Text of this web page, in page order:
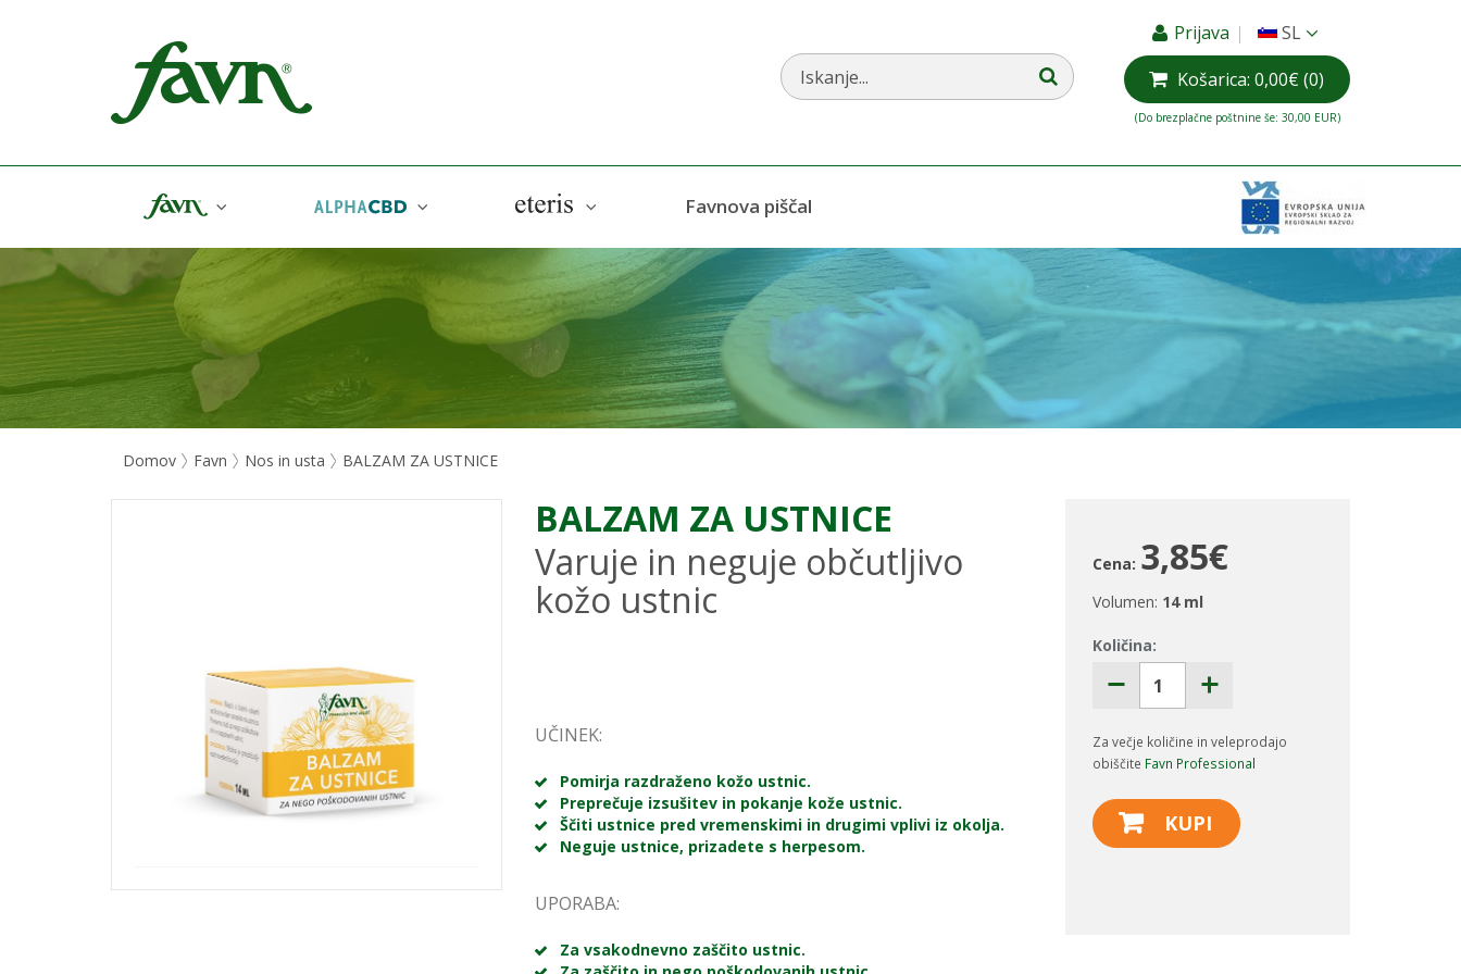
Prijava
SL
Košarica: 0,00€ (0)
(Do brezplačne poštnine še: 30,00 EUR)
AlphaCBD Favnova piščal
Domov Favn Nos in usta BALZAM ZA USTNICE
BALZAM ZA USTNICE
Varuje in neguje občutljivo
kožo ustnic
UČINEK:
Pomirja razdraženo kožo ustnic.
Preprečuje izsušitev in pokanje kože ustnic.
Ščiti ustnice pred vremenskimi in drugimi vplivi iz okolja.
Neguje ustnice, prizadete s herpesom.
UPORABA:
Za vsakodnevno zaščito ustnic.
Cena: 3,85€
Volumen: 14 ml
Količina:
Za večje količine in veleprodajo
obiščite Favn Professional
KUPI